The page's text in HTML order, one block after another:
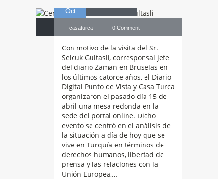
Oct
casaturca 0 Comment
Con motivo de la visita del Sr.
Selcuk Gultasli, corresponsal jefe
del diario Zaman en Bruselas en
los últimos catorce años, el Diario
Digital Punto de Vista y Casa Turca
organizaron el pasado día 15 de
abril una mesa redonda en la
sede del portal online. Dicho
evento se centró en el análisis de
la situación a día de hoy que se
vive en Turquía en términos de
derechos humanos, libertad de
prensa y las relaciones con la
Unión Europea,…
Conferencia
«Turquía: Un
candidato